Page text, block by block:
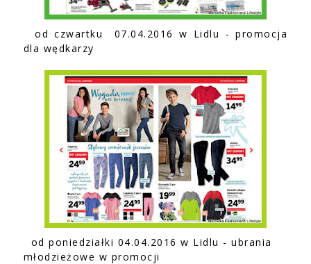
od czwartku 07.04.2016 w Lidlu - promocja
dla wędkarzy
od poniedziałki 04.04.2016 w Lidlu - ubrania
młodzieżowe w promocji